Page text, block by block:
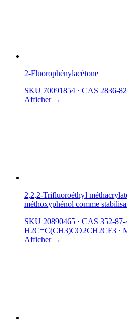
2-Fluorophénylacétone
SKU 70091854 · CAS 2836-
Afficher →
2,2,2-Trifluoroéthyl
méthoxyphénol comme
SKU 20890465 · CAS 352-87-
H2C=C(CH3)CO2CH2CF3 ·
Afficher →